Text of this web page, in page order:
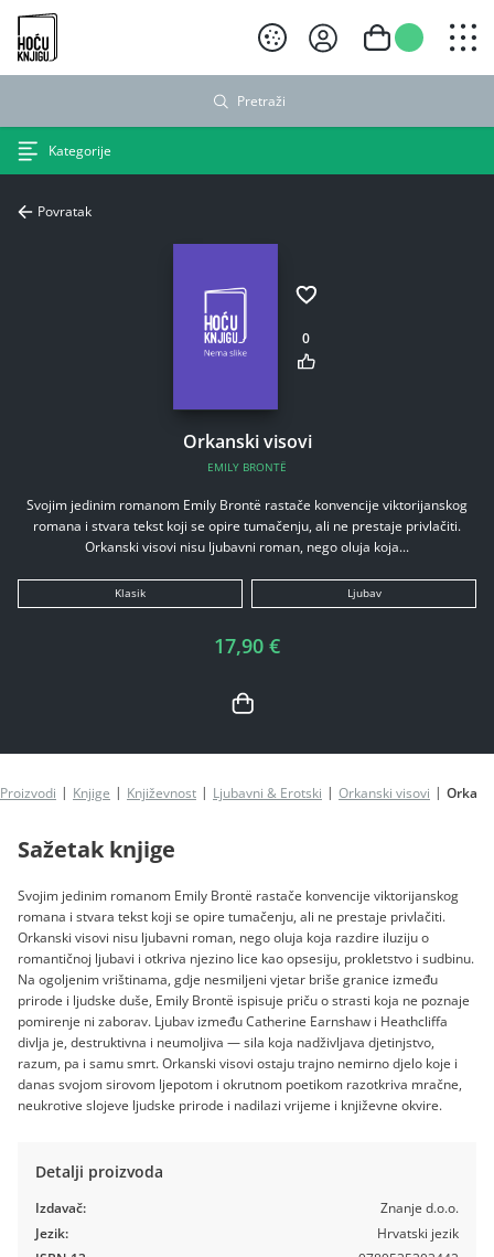
Hoću knjigu crni logo
Pretraži
Kategorije
Povratak
0
Orkanski visovi
EMILY BRONTË
Svojim jedinim romanom Emily Brontë rastače konvencije viktorijanskog
romana i stvara tekst koji se opire tumačenju, ali ne prestaje privlačiti.
Orkanski visovi nisu ljubavni roman, nego oluja koja...
Klasik Ljubav
17,90 €
Proizvodi Knjige Književnost Ljubavni & Erotski Orkanski visovi
Sažetak knjige
Svojim jedinim romanom Emily Brontë rastače konvencije viktorijanskog
romana i stvara tekst koji se opire tumačenju, ali ne prestaje privlačiti.
Orkanski visovi nisu ljubavni roman, nego oluja koja razdire iluziju o
romantičnoj ljubavi i otkriva njezino lice kao opsesiju, prokletstvo i sudbinu.
Na ogoljenim vrištinama, gdje nesmiljeni vjetar briše granice između
prirode i ljudske duše, Emily Brontë ispisuje priču o strasti koja ne poznaje
pomirenje ni zaborav. Ljubav između Catherine Earnshaw i Heathcliffa
divlja je, destruktivna i neumoljiva — sila koja nadživljava djetinjstvo,
razum, pa i samu smrt. Orkanski visovi ostaju trajno nemirno djelo koje i
danas svojom sirovom ljepotom i okrutnom poetikom razotkriva mračne,
neukrotive slojeve ljudske prirode i nadilazi vrijeme i književne okvire.
Detalji proizvoda
Izdavač:
Jezik:
Znanje d.o.o.
Hrvatski jezik